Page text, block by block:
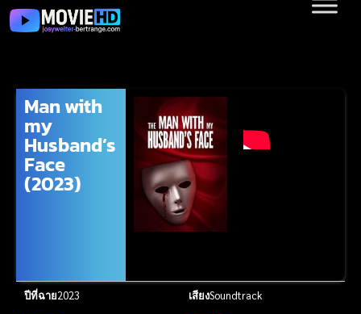
Man with
my
Husband’s
Face
(2023)
ปีที่ฉาย2023 เสียงSoundtrack